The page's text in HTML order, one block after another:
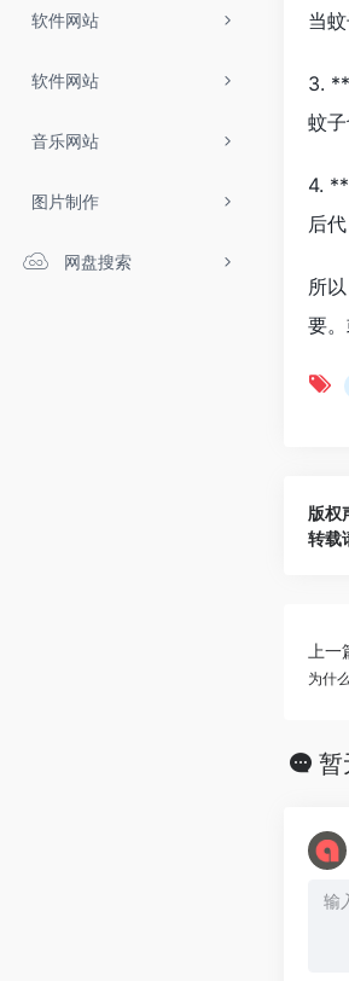
软件网站
软件网站
音乐网站
图片制作
网盘搜索
当
3.
蚊
4.
后
所
要
版权
转载
上一
为什
暂